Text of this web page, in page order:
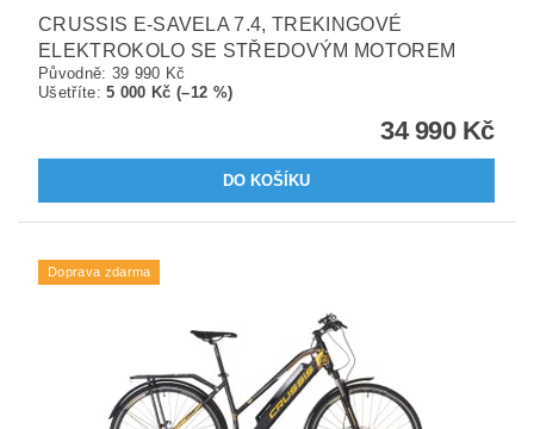
CRUSSIS E-SAVELA 7.4, TREKINGOVÉ
ELEKTROKOLO SE STŘEDOVÝM MOTOREM
Původně: 39 990 Kč
Ušetříte:5 000 Kč (–12 %)
34 990 Kč
Doprava zdarma